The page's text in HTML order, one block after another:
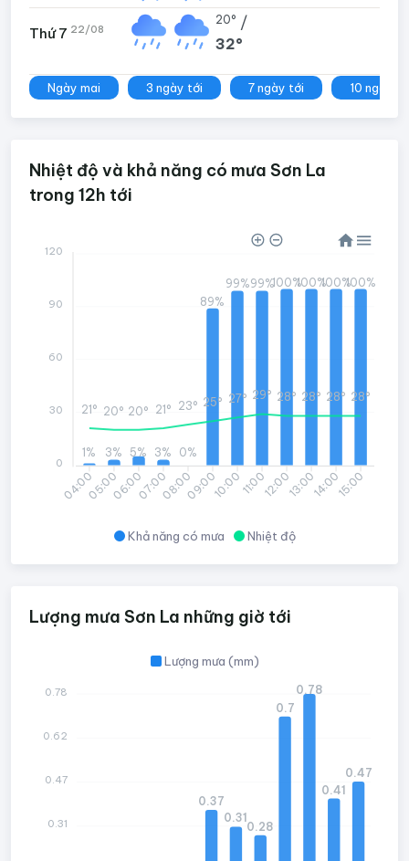
Thứ 7 22/08
20° /
32°
Ngày mai 3 ngày tới 7 ngày tới 10 ngày
Nhiệt độ và khả năng có mưa Sơn La
trong 12h tới
Khả năng có mưa Nhiệt độ
04:0005:0006:0007:0008:0009:0010:0011:0012:0013:0014:0015:00
1% 3% 5% 3% 0%
89%
99%99%100%100%100%100%
21° 20° 20° 21° 23° 25° 27° 29° 28° 28° 28° 28°
120
90
60
30
0
Lượng mưa Sơn La những giờ tới
Lượng mưa (mm)
0.37
0.31
0.28
0.7
0.78
0.41
0.47
0.78
0.62
0.47
0.31